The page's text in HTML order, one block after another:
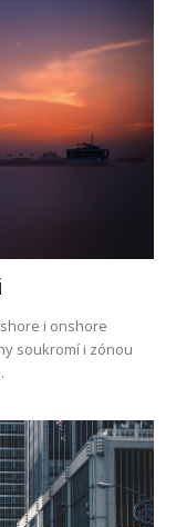
i onshore
soukromí i zónou